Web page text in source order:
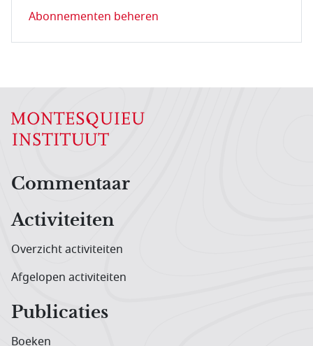
Abonnementen beheren
Hoofdnavigatiemenu
Commentaar
Activiteiten
Overzicht activiteiten
Afgelopen activiteiten
Publicaties
Boeken